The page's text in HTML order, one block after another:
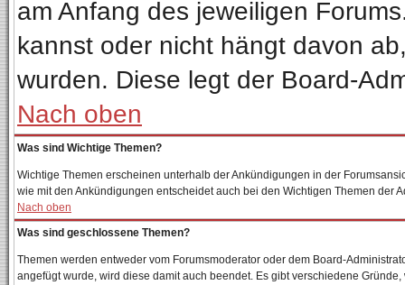
am Anfang des jeweiligen
kannst oder nicht hängt davon
wurden. Diese legt der Board-
Nach oben
Was sind Wichtige Themen?
Wichtige Themen erscheinen unterhalb der Ankündigungen in der
wie mit den Ankündigungen entscheidet auch bei den Wichtigen Themen der
Nach oben
Was sind geschlossene Themen?
Themen werden entweder vom Forumsmoderator oder dem Board-
angefügt wurde, wird diese damit auch beendet. Es gibt verschiedene